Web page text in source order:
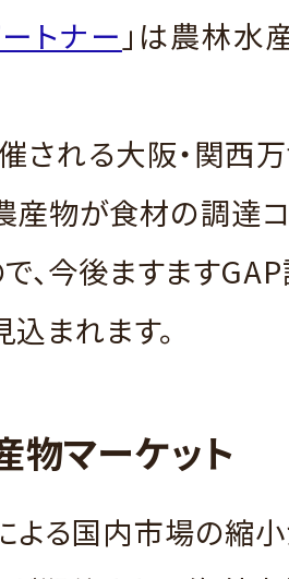
トナー 」は農林水
される大阪・関西
産物が食材の調達
、今後ますます
まれます。
物マーケット
よる国内市場の縮